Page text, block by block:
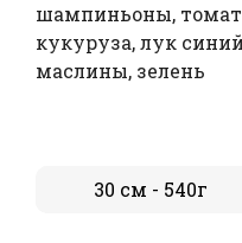
шампиньоны,
кукуруза, лук
маслины, зелень
30 см - 540г